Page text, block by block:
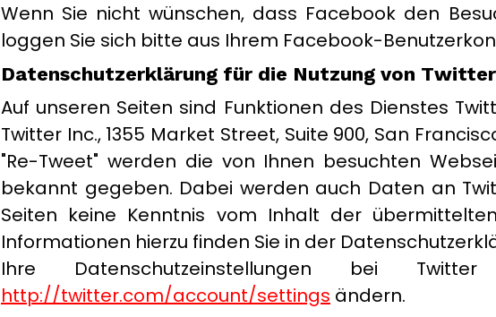
Wenn Sie nicht wünschen, dass Facebook den
loggen Sie sich bitte aus Ihrem Facebook-
Datenschutzerklärung für die Nutzung von Twitter
Auf unseren Seiten sind Funktionen des Dienstes
Twitter Inc., 1355 Market Street, Suite 900, San
"Re-Tweet" werden die von Ihnen besuchten
bekannt gegeben. Dabei werden auch Daten an
Seiten keine Kenntnis vom Inhalt der
Informationen hierzu finden Sie in der
Ihre Datenschutzeinstellungen bei
http://twitter.com/account/settings ändern.